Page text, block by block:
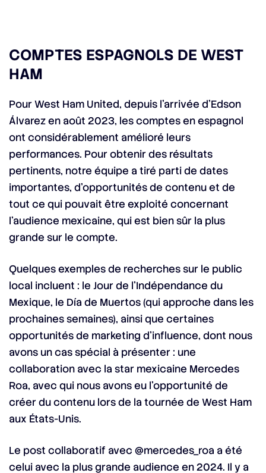
COMPTES ESPAGNOLS DE WEST
HAM
Pour West Ham United, depuis l’arrivée d’Edson
Álvarez en août 2023, les comptes en espagnol
ont considérablement amélioré leurs
performances. Pour obtenir des résultats
pertinents, notre équipe a tiré parti de dates
importantes, d’opportunités de contenu et de
tout ce qui pouvait être exploité concernant
l’audience mexicaine, qui est bien sûr la plus
grande sur le compte.
Quelques exemples de recherches sur le public
local incluent : le Jour de l’Indépendance du
Mexique, le Día de Muertos (qui approche dans les
prochaines semaines), ainsi que certaines
opportunités de marketing d’influence, dont nous
avons un cas spécial à présenter : une
collaboration avec la star mexicaine Mercedes
Roa, avec qui nous avons eu l’opportunité de
créer du contenu lors de la tournée de West Ham
aux États-Unis.
Le post collaboratif avec @mercedes_roa a été
celui avec la plus grande audience en 2024. Il y a